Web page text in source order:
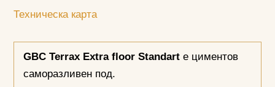
Техническа карта
GBC Terrax Extra floor Standart е циментов
саморазливен под.